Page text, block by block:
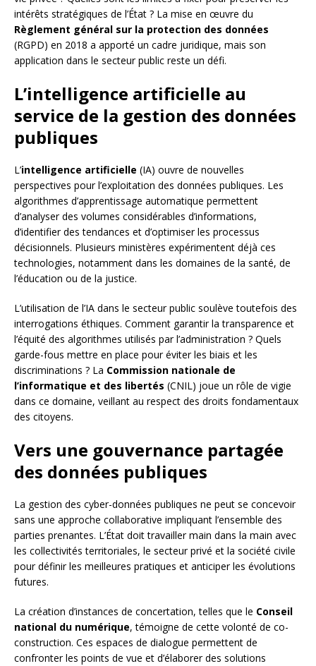
intérêts stratégiques de l’État ? La mise en œuvre du
Règlement général sur la protection des données
(RGPD) en 2018 a apporté un cadre juridique, mais son
application dans le secteur public reste un défi.
L’intelligence artificielle au
service de la gestion des données
publiques
L’intelligence artificielle (IA) ouvre de nouvelles
perspectives pour l’exploitation des données publiques. Les
algorithmes d’apprentissage automatique permettent
d’analyser des volumes considérables d’informations,
d’identifier des tendances et d’optimiser les processus
décisionnels. Plusieurs ministères expérimentent déjà ces
technologies, notamment dans les domaines de la santé, de
l’éducation ou de la justice.
L’utilisation de l’IA dans le secteur public soulève toutefois des
interrogations éthiques. Comment garantir la transparence et
l’équité des algorithmes utilisés par l’administration ? Quels
garde-fous mettre en place pour éviter les biais et les
discriminations ? La Commission nationale de
l’informatique et des libertés (CNIL) joue un rôle de vigie
dans ce domaine, veillant au respect des droits fondamentaux
des citoyens.
Vers une gouvernance partagée
des données publiques
La gestion des cyber-données publiques ne peut se concevoir
sans une approche collaborative impliquant l’ensemble des
parties prenantes. L’État doit travailler main dans la main avec
les collectivités territoriales, le secteur privé et la société civile
pour définir les meilleures pratiques et anticiper les évolutions
futures.
La création d’instances de concertation, telles que le Conseil
national du numérique, témoigne de cette volonté de co-
construction. Ces espaces de dialogue permettent de
confronter les points de vue et d’élaborer des solutions